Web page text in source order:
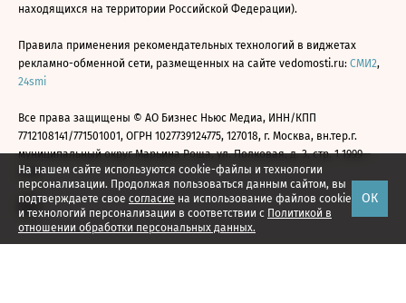
На нашем сайте используются cookie-файлы и технологии
персонализации. Продолжая пользоваться данным сайтом, вы
подтверждаете свое согласие на использование файлов cookie
и технологий персонализации в соответствии с Политикой в
отношении обработки персональных данных.
ОК
находящихся на территории Российской Федерации).
Правила применения рекомендательных технологий в виджетах
рекламно-обменной сети, размещенных на сайте vedomosti.ru: СМИ2,
24smi
Все права защищены © АО Бизнес Ньюс Медиа, ИНН/КПП
7712108141/771501001, ОГРН 1027739124775, 127018, г. Москва, вн.тер.г.
муниципальный округ Марьина Роща, ул. Полковая, д. 3, стр. 1 1999—
2026